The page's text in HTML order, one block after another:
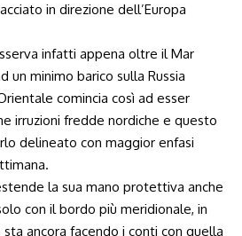
in direzione dell’Europa
infatti appena oltre il Mar
un minimo barico sulla Russia
comincia così ad esser
irruzioni fredde nordiche e questo
delineato con maggior enfasi
la sua mano protettiva anche
con il bordo più meridionale, in
ancora facendo i conti con quella